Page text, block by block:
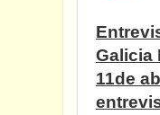
Galicia
11de